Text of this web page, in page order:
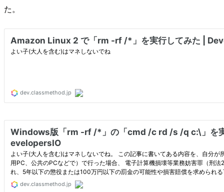
た。